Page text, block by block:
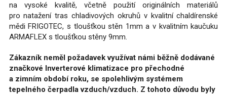
na vysoké kvalitě, včetně použití originálních materiálů
pro natažení tras chladivových okruhů v kvalitní chaldírenské
mědi FRIGOTEC, s tloušťkou stěn 1mm a v kvalitním kaučuku
ARMAFLEX s tloušťkou stěny 9mm.
Zákazník neměl požadavek využívat námi běžně dodávané
značkové Inverterové klimatizace pro přechodné
a zimním období roku, se spolehlivým systémem
tepelného čerpadla vzduch/vzduch. Z tohoto důvodu byly